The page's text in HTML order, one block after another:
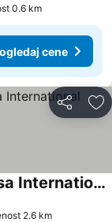
0.6 km
cene
Deli
Richmond Hotel Premier Asakusa International
2.6 km